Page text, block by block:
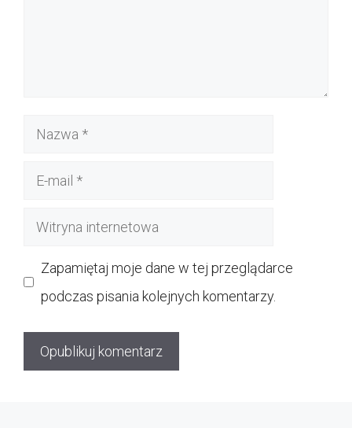
Nazwa
Witryna
Zapamiętaj moje dane w tej przeglądarce
podczas pisania kolejnych komentarzy.